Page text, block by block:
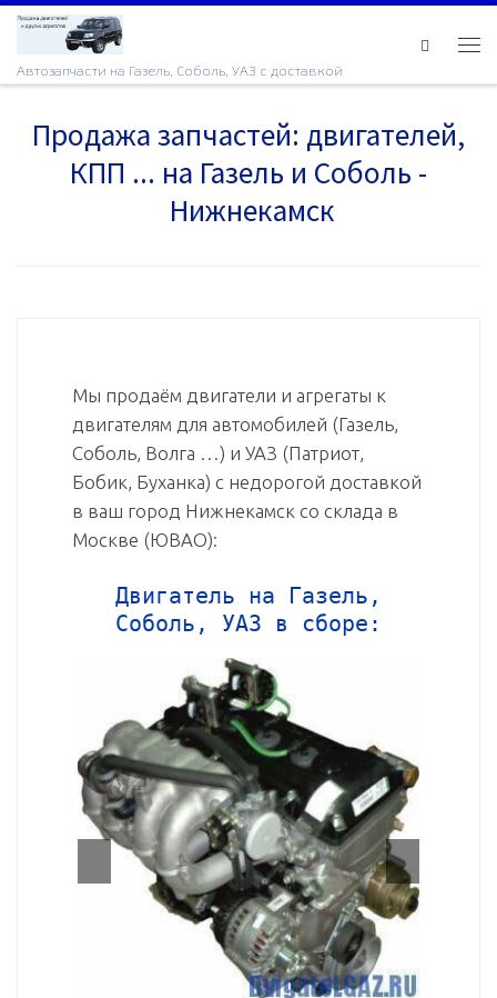
Skip to content
Автозапчасти на Газель, Соболь, УАЗ с доставкой
Продажа запчастей: двигателей,
КПП ... на Газель и Соболь -
Нижнекамск
Мы продаём двигатели и агрегаты к
двигателям для автомобилей (Газель,
Соболь, Волга …) и УАЗ (Патриот,
Бобик, Буханка) с недорогой доставкой
в ваш город Нижнекамск со склада в
Москве (ЮВАО):
Двигатель на Газель,
Соболь, УАЗ в сборе: